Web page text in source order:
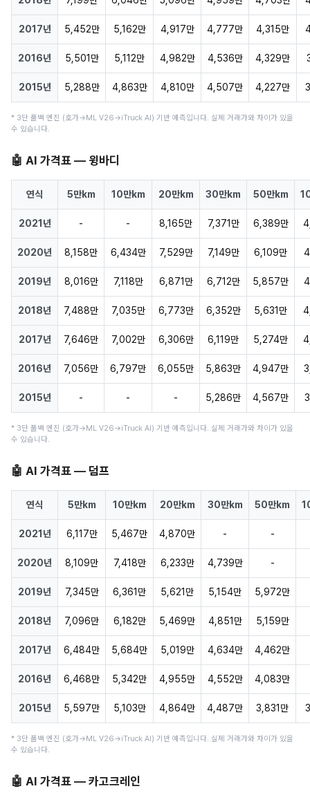
2017년 5,452만 5,162만 4,917만 4,777만 4,315만
2016년 5,501만 5,112만 4,982만 4,536만 4,329만
2015년 5,288만 4,863만 4,810만 4,507만 4,227만
* 3단 폴백 엔진 (호가→ML V26→iTruck AI) 기반 예측입니다. 실제 거래가와 차이가 있을
수 있습니다.
🤖 AI 가격표 — 윙바디
연식 5만km 10만km 20만km 30만km 50만km
2021년 - - 8,165만 7,371만 6,389만
2020년 8,158만 6,434만 7,529만 7,149만 6,109만
2019년 8,016만 7,118만 6,871만 6,712만 5,857만
2018년 7,488만 7,035만 6,773만 6,352만 5,631만
2017년 7,646만 7,002만 6,306만 6,119만 5,274만
2016년 7,056만 6,797만 6,055만 5,863만 4,947만
2015년 - - - 5,286만 4,567만
* 3단 폴백 엔진 (호가→ML V26→iTruck AI) 기반 예측입니다. 실제 거래가와 차이가 있을
수 있습니다.
🤖 AI 가격표 — 덤프
연식 5만km 10만km 20만km 30만km 50만km
2021년 6,117만 5,467만 4,870만 - -
2020년 8,109만 7,418만 6,233만 4,739만 -
2019년 7,345만 6,361만 5,621만 5,154만 5,972만
2018년 7,096만 6,182만 5,469만 4,851만 5,159만
2017년 6,484만 5,684만 5,019만 4,634만 4,462만
2016년 6,468만 5,342만 4,955만 4,552만 4,083만
2015년 5,597만 5,103만 4,864만 4,487만 3,831만
* 3단 폴백 엔진 (호가→ML V26→iTruck AI) 기반 예측입니다. 실제 거래가와 차이가 있을
수 있습니다.
🤖 AI 가격표 — 카고크레인